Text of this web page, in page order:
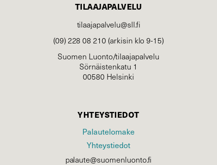
TILAAJAPALVELU
tilaajapalvelu@sll.fi
(09) 228 08 210 (arkisin klo 9-15)
Suomen Luonto/tilaajapalvelu
Sörnäistenkatu 1
00580 Helsinki
YHTEYSTIEDOT
Palautelomake
Yhteystiedot
palaute@suomenluonto.fi